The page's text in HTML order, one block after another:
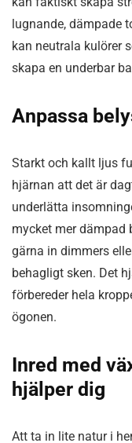
lugnande, dämpade
kan neutrala kulörer
skapa en underbar
Anpassa
Starkt och kallt ljus
hjärnan att det är
underlätta
mycket mer dämpad
gärna in dimmers
behagligt sken. Det
förbereder hela
ögonen.
Inred med
hjälper dig
Att ta in lite natur i